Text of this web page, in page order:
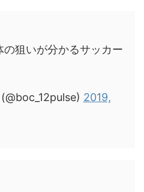
狙いが分かるサッカー
(@boc_12pulse) 2019,